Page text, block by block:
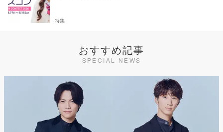
特集
おすすめ記事
SPECIAL NEWS